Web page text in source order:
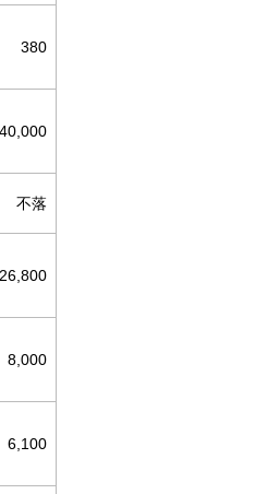
380
不落
8,000
6,100